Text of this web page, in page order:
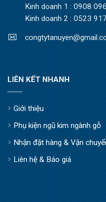
Kinh doanh 1 : 0908
Kinh doanh 2 : 0523
LIÊN KẾT NHANH
Giới thiệu
Phụ kiện ngũ kim ngành gỗ
Nhận đặt hàng & Vận
Liên hệ & Báo giá